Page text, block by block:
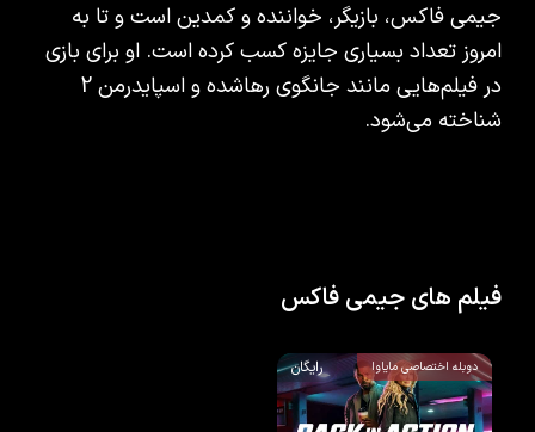
جیمی فاکس، بازیگر، خواننده و کمدین است و تا به
امروز تعداد بسیاری جایزه کسب کرده است. او برای بازی
در فیلم‌هایی مانند جانگوی رهاشده و اسپایدرمن 2
شناخته می‌شود.
فیلم های جیمی فاکس
دوبله اختصاصی مایاوا رایگان